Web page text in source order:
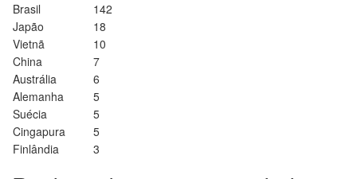
Brasil
142
Japão
18
Vietnã
10
China
7
Austrália
6
Alemanha
5
Suécia
5
Cingapura
5
Finlândia
3